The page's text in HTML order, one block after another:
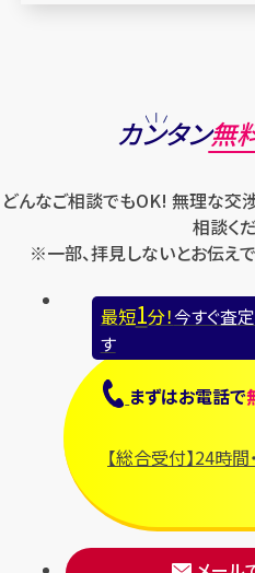
カンタン無
どんなご相談でもOK! 無理な交
相談く
※一部、拝見しないとお伝え
最短1分！今すぐ査
す
まずはお電話で
【総合受付】24時